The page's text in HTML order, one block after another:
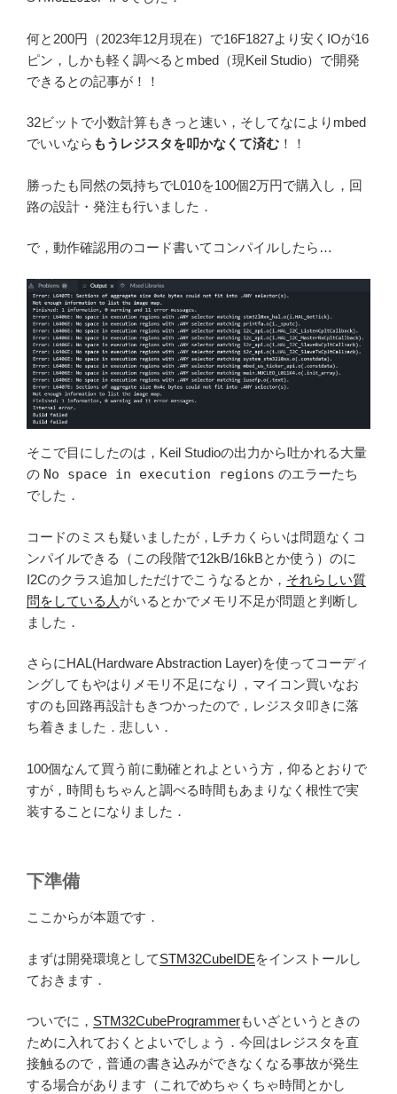
何と200円（2023年12月現在）で16F1827より安くIOが16
ピン，しかも軽く調べるとmbed（現Keil Studio）で開発
できるとの記事が！！
32ビットで小数計算もきっと速い，そしてなによりmbed
でいいなら もうレジスタを叩かなくて済む ！！
勝ったも同然の気持ちでL010を100個2万円で購入し，回
路の設計・発注も行いました．
で，動作確認用のコード書いてコンパイルしたら…
そこで目にしたのは，Keil Studioの出力から吐かれる大量
の No space in execution regions のエラーたち
でした．
コードのミスも疑いましたが，Lチカくらいは問題なくコ
ンパイルできる（この段階で12kB/16kBとか使う）のに
I2Cのクラス追加しただけでこうなるとか， それらしい質
問をしている人 がいるとかでメモリ不足が問題と判断し
ました．
さらにHAL(Hardware Abstraction Layer)を使ってコーディ
ングしてもやはりメモリ不足になり，マイコン買いなお
すのも回路再設計もきつかったので，レジスタ叩きに落
ち着きました．悲しい．
100個なんて買う前に動確とれよという方，仰るとおりで
すが，時間もちゃんと調べる時間もあまりなく根性で実
装することになりました．
下準備
ここからが本題です．
まずは開発環境としてSTM32CubeIDEをインストールし
ておきます．
ついでに， STM32CubeProgrammerもいざというときの
ために入れておくとよいでしょう．今回はレジスタを直
接触るので，普通の書き込みができなくなる事故が発生
する場合があります（これでめちゃくちゃ時間とかし